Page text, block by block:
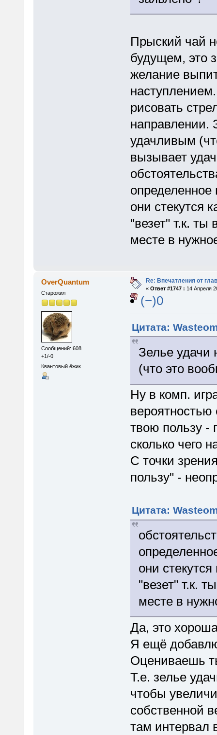
Прыский чай
будущем, это
желание
рисовать
направлении.
удачливым
вызывает
определенное
они стекутся
"везет" т.к.
месте в
OverQuantum
Старожил
Сообщений: 608
+1/-0
Квантовый ёжик
Re: Впечатления от
« Ответ #1747 : 14 Апреля
(−)0
Цитата:
Зелье удачи
(что это
Ну в комп.
твою пользу -
сколько чего
С точки
пользу" -
Цитата:
они
"везет" т.к.
месте в
Да, это
Я ещё
Оцениваешь
Т.е. зелье
чтобы
собственной
там интервал